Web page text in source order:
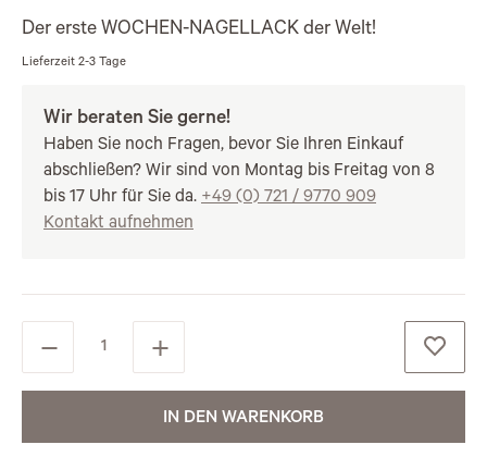
Der erste WOCHEN-NAGELLACK der Welt!
Lieferzeit 2-3 Tage
Wir beraten Sie gerne!
Haben Sie noch Fragen, bevor Sie Ihren Einkauf
abschließen? Wir sind von Montag bis Freitag von 8
bis 17 Uhr für Sie da. +49 (0) 721 / 9770 909
Kontakt aufnehmen
IN DEN WARENKORB